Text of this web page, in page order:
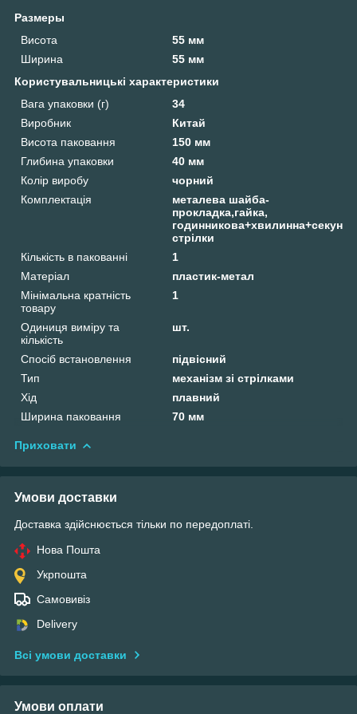
Размеры
Висота
55 мм
Ширина
55 мм
Користувальницькі характеристики
Вага упаковки (г)
34
Виробник
Китай
Висота паковання
150 мм
Глибина упаковки
40 мм
Колір виробу
чорний
Комплектація
металева шайба-
прокладка,гайка,
стрілки
Кількість в пакованні
1
Матеріал
пластик-метал
Мінімальна кратність
товару
1
Одиниця виміру та
кількість
шт.
Спосіб встановлення
підвісний
Тип
механізм зі стрілками
Хід
плавний
Ширина паковання
70 мм
Приховати
Умови доставки
Доставка здійснюється тільки по передоплаті.
Нова Пошта
Укрпошта
Самовивіз
Delivery
Всі умови доставки
Умови оплати